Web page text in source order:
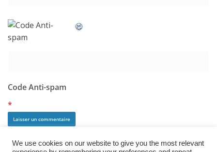
Code Anti-spam
*
We use cookies on our website to give you the most relevant